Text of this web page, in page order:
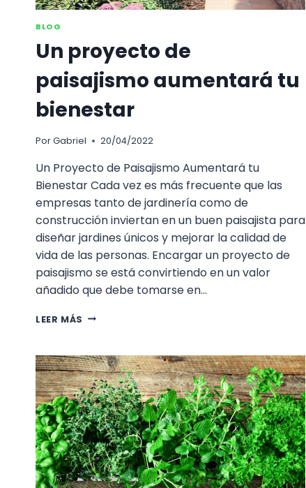
BLOG
Un proyecto de
paisajismo aumentará tu
bienestar
PorGabriel 20/04/2022
Un Proyecto de Paisajismo Aumentará tu
Bienestar Cada vez es más frecuente que las
empresas tanto de jardinería como de
construcción inviertan en un buen paisajista para
diseñar jardines únicos y mejorar la calidad de
vida de las personas. Encargar un proyecto de
paisajismo se está convirtiendo en un valor
añadido que debe tomarse en…
LEER MÁS UN
PAISAJISMO
AUMENTARÁ
TU
BIENESTAR